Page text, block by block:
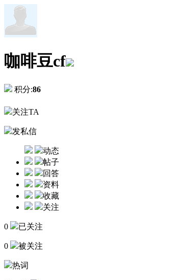
咖啡豆cf
积分:86
关注TA
发私信
动态
帖子
回答
资料
收藏
关注
0 已关注
0 被关注
热词